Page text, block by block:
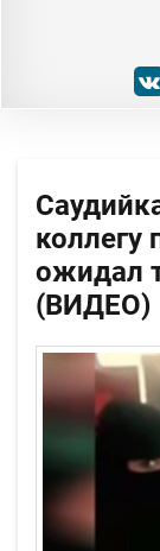
коллегу
ожидал
(ВИДЕО)